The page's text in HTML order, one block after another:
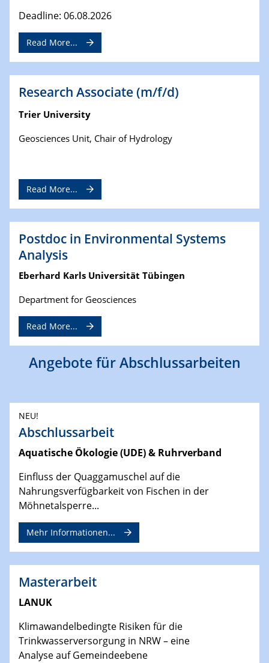
Deadline: 06.08.2026
Read More...
Research Associate (m/f/d)
Trier University
Geosciences Unit, Chair of Hydrology
Read More...
Postdoc in Environmental Systems
Analysis
Eberhard Karls Universität Tübingen
Department for Geosciences
Read More...
Angebote für Abschlussarbeiten
NEU!
Abschlussarbeit
Aquatische Ökologie (UDE) & Ruhrverband
Einfluss der Quaggamuschel auf die
Nahrungsverfügbarkeit von Fischen in der
Möhnetalsperre...
Mehr Informationen...
Masterarbeit
LANUK
Klimawandelbedingte Risiken für die
Trinkwasserversorgung in NRW – eine
Analyse auf Gemeindeebene